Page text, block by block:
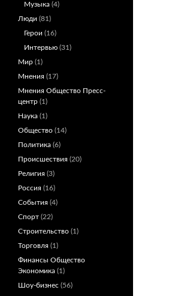
Музыка (4)
Люди (81)
Герои (16)
Интервью (31)
Мир (1)
Мнения (17)
Мнения Общество Пресс-
центр (1)
Наука (1)
Общество (14)
Политика (6)
Происшествия (20)
Религия (3)
Россия (16)
События (4)
Спорт (22)
Строительство (1)
Торговля (1)
Финансы Общество
Экономика (1)
Шоу-бизнес (56)